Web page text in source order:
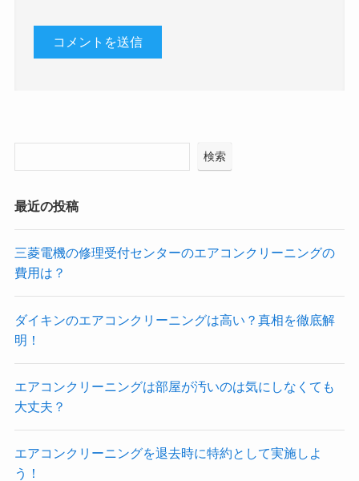
検索
最近の投稿
三菱電機の修理受付センターのエアコンクリーニングの
費用は？
ダイキンのエアコンクリーニングは高い？真相を徹底解
明！
エアコンクリーニングは部屋が汚いのは気にしなくても
大丈夫？
エアコンクリーニングを退去時に特約として実施しよ
う！